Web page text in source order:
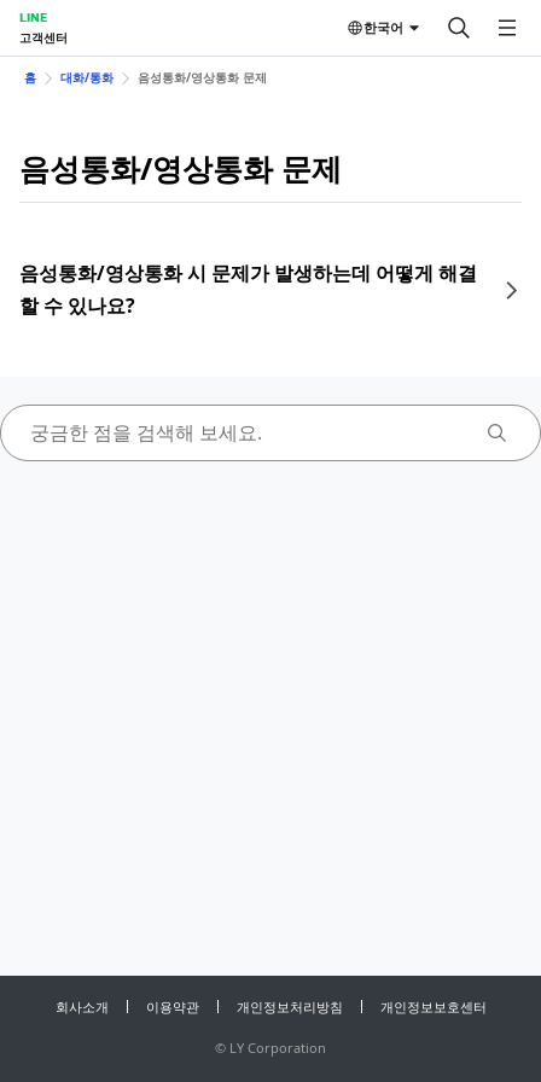
LINE
고객센터
한국어
홈 대화/통화 음성통화/영상통화 문제
음성통화/영상통화 문제
음성통화/영상통화 시 문제가 발생하는데 어떻게 해결
할 수 있나요?
회사소개 이용약관 개인정보처리방침 개인정보보호센터
© LY Corporation